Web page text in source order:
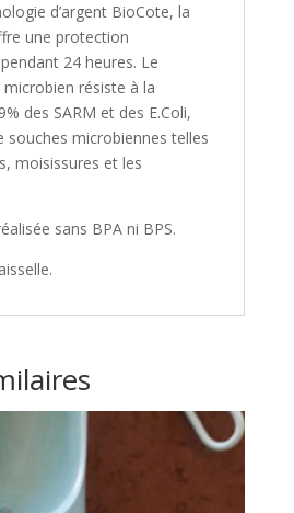
d’argent BioCote, la
une protection
24 heures. Le
résiste à la
des SARM et des E.Coli,
souches microbiennes telles
moisissures et les
sans BPA ni BPS.